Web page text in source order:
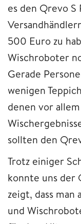
es den Qrevo
500 Euro zu
Wischroboter
Gerade
wenigen
denen vor
sollten den
Trotz einiger
konnte uns der
zeigt, dass
und